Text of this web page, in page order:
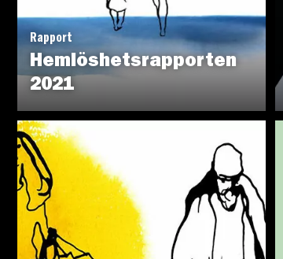
Rapport
Hemlöshetsrapporten
2021